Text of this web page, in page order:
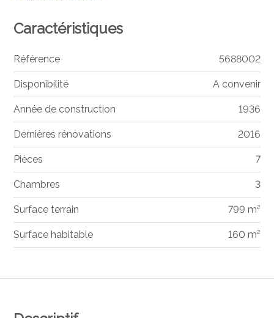
Caractéristiques
Référence 5688002
Disponibilité A convenir
Année de construction 1936
Dernières rénovations 2016
Pièces 7
Chambres 3
Surface terrain 799 m²
Surface habitable 160 m²